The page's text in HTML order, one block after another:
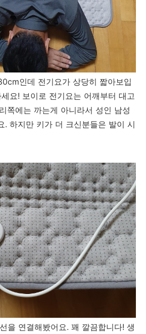
인데 전기요가 상당히 짧아보입
요! 보이로 전기요는 어깨부터 대고
쪽에는 까는게 아니라서 성인 남성
. 하지만 키가 더 크신분들은 발이 시
을 연결해봤어요. 꽤 깔끔합니다! 생